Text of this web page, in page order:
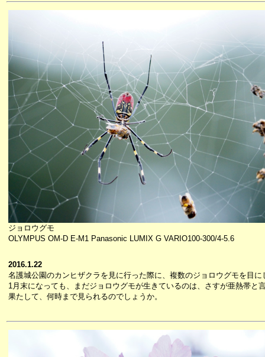
ジョロウグモ
OLYMPUS OM-D E-M1 Panasonic LUMIX G VARIO100-300/4-5.6
2016.1.22
名護城公園のカンヒザクラを見に行った際に、複数のジョロウグモを目に
1月末になっても、まだジョロウグモが生きているのは、さすが亜熱帯と
果たして、何時まで見られるのでしょうか。